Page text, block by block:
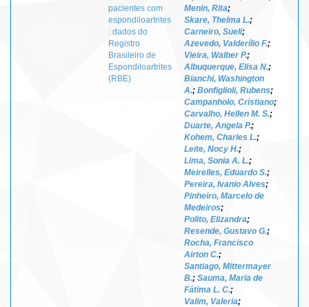
pacientes com
espondiloartrites
: dados do
Registro
Brasileiro de
Espondiloartrites
(RBE)
Menin, Rita;
Skare, Thelma L.;
Carneiro, Sueli;
Azevedo, Valderílio F.;
Vieira, Walber P.;
Albuquerque, Elisa N.;
Bianchi, Washington
A.; Bonfiglioli, Rubens;
Campanholo, Cristiano;
Carvalho, Hellen M. S.;
Duarte, Angela P.;
Kohem, Charles L.;
Leite, Nocy H.;
Lima, Sonia A. L.;
Meirelles, Eduardo S.;
Pereira, Ivanio Alves;
Pinheiro, Marcelo de
Medeiros;
Polito, Elizandra;
Resende, Gustavo G.;
Rocha, Francisco
Airton C.;
Santiago, Mittermayer
B.; Sauma, Maria de
Fátima L. C.;
Valim, Valeria;